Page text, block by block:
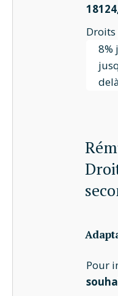
Droits
8%
Pour